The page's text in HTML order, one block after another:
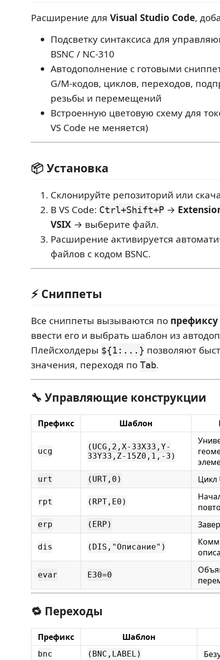
Расширение для Visual Studio Code,
Подсветку синтаксиса для
BSNC / NC‑310
Автодополнение с готовыми
G/M‑кодов, циклов, переходов,
резьбы и перемещений
Встроенную цветовую схему для
VS Code не меняется)
📦 Установка
Склонируйте репозиторий или
В VS Code: Ctrl+Shift+P →
VSIX → выберите файл.
Расширение активируется
файлов с кодом BSNC.
⚡️ Сниппеты
Все сниппеты вызываются по префиксу
ввести его и выбрать шаблон из
Плейсхолдеры ${1:...} позволяют
значения, переходя по Tab.
🔧 Управляющие конструкции
Префикс Шаблон
ucg
(UCG,2,X-33X33,Y-
33Y33,Z-15Z0,1,-3)
urt (URT,0) Цикл
rpt (RPT,E0)
erp (ERP)
dis (DIS,"Описание")
evar E30=0
🔁 Переходы
Префикс Шаблон
bnc (BNC,LABEL)